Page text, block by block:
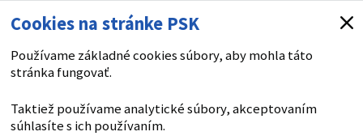
Cookies na stránke PSK
Používame základné cookies súbory, aby mohla táto
stránka fungovať.
Taktiež používame analytické súbory, akceptovaním
súhlasíte s ich používaním.